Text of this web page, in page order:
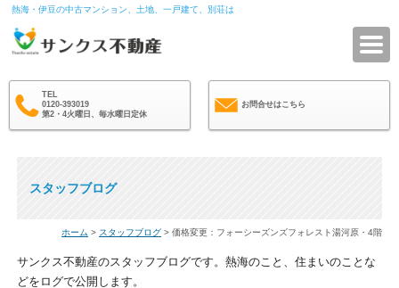
熱海・伊豆の中古マンション、土地、一戸建て、別荘は
TEL
0120-393019
第2・4火曜日、毎水曜日定休
お問合せはこちら
スタッフブログ
ホーム > スタッフブログ > 価格変更：フォーシーズンズフォレスト湯河原・4階
サンクス不動産のスタッフブログです。熱海のこと、住まいのことな
どをログで公開します。